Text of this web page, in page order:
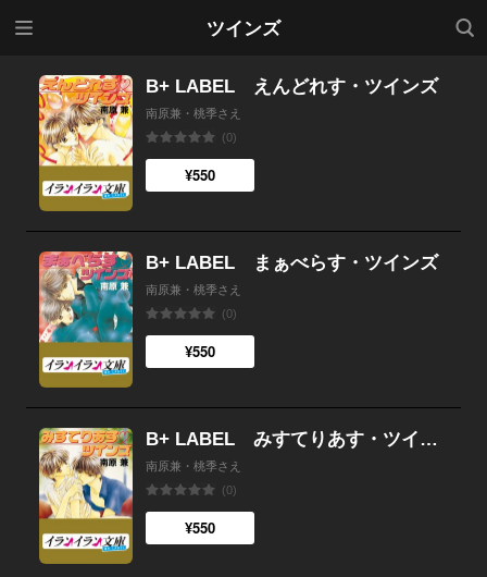
ツインズ
検索
B+ LABEL えんどれす・ツインズ
南原兼・桃季さえ
(0)
¥550
B+ LABEL まぁべらす・ツインズ
南原兼・桃季さえ
(0)
¥550
B+ LABEL みすてりあす・ツインズ
南原兼・桃季さえ
(0)
¥550